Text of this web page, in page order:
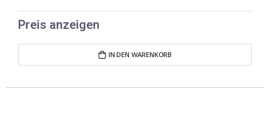
Preis anzeigen
IN DEN WARENKORB